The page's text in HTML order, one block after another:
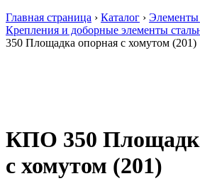
Главная страница › Каталог ›
Крепления и доборные элементы
350 Площадка опорная с хомутом (201)
КПО 350
с хомутом (201)